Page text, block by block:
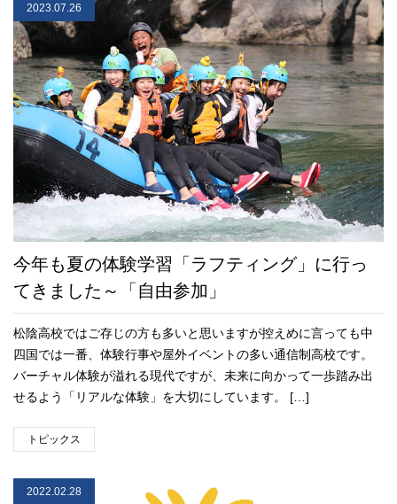
2023.07.26
今年も夏の体験学習「ラフティング」に行っ
てきました～「自由参加」
松陰高校ではご存じの方も多いと思いますが控えめに言っても中
四国では一番、体験行事や屋外イベントの多い通信制高校です。
バーチャル体験が溢れる現代ですが、未来に向かって一歩踏み出
せるよう「リアルな体験」を大切にしています。 […]
トピックス
2022.02.28